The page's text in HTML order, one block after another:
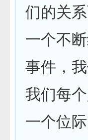
们的关
一个不
事件，
我们每
一个位